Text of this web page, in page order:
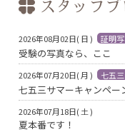
スタッフブ
2026年08月02日( 日 ) 証明
受験の写真なら、ここ
2026年07月20日( 月 ) 七五三
七五三サマーキャンペー
2026年07月18日( 土 )
夏本番です！